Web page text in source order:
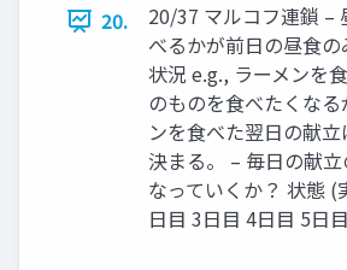
20.
20/37 マルコフ連鎖 –
べるかが前日の昼食
状況 e.g., ラーメンを
のものを食べたくな
ンを食べた翌日の献
決まる。 – 毎日の献
なっていくか？ 状態 (
日目 3日目 4日目 5日目